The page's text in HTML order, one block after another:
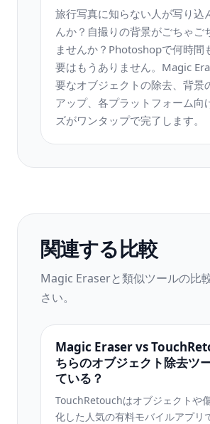
旅行写真に知らない人が写り込
んか？自撮りの背景がごちゃご
ませんか？Photoshopで何時間
要はもうありません。Magic
要なオブジェクトの除去、背景
アップ、各プラットフォーム向
ズがワンタップで完了します。
関連する比較
Magic Eraserと類似ツールの比
さい。
Magic Eraser vs
ちらのオブジェクト除去ツ
ている？
TouchRetouchはオブジェクトや
化した人気の有料モバイルアプリ